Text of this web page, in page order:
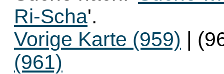
Ri-Scha'.
Vorige Karte (959) |
(961)